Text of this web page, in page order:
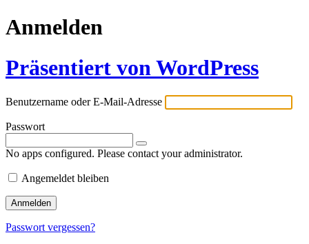
Anmelden
Präsentiert von WordPress
Benutzername oder E-Mail-Adresse
Passwort
No apps configured. Please contact your administrator.
Angemeldet bleiben
Passwort vergessen?